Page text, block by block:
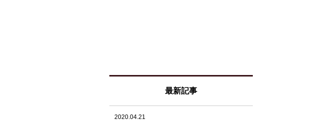
最新記事
2020.04.21